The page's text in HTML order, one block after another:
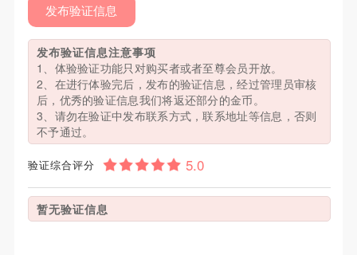
发布验证信息
发布验证信息注意事项
1、体验验证功能只对购买者或者至尊会员开放。
2、在进行体验完后，发布的验证信息，经过管理员审核
后，优秀的验证信息我们将返还部分的金币。
3、请勿在验证中发布联系方式，联系地址等信息，否则
不予通过。
验证综合评分
暂无验证信息